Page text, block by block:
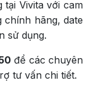
tại Vivita với cam
chính hãng, date
sử dụng.
để các chuyên
tư vấn chi tiết.